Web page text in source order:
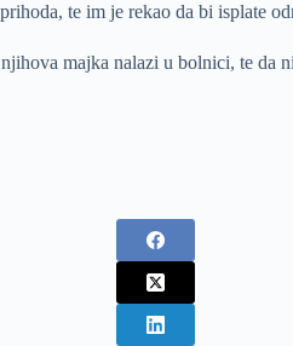
te im je rekao da bi isplate
majka nalazi u bolnici, te